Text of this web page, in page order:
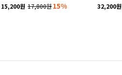
15,200원 17,800원15%
32,200원